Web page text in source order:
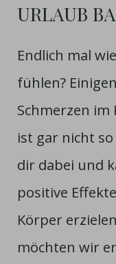
URLAUB
Endlich mal
fühlen?
Schmerzen im
ist gar nicht
dir dabei und
positive
Körper
möchten wir